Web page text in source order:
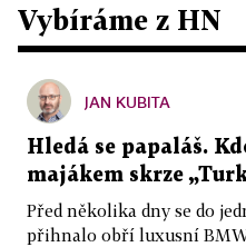
Vybíráme z HN
JAN KUBITA
Hledá se papaláš.
majákem skrze
Před několika dny se do
přihnalo obří luxusní